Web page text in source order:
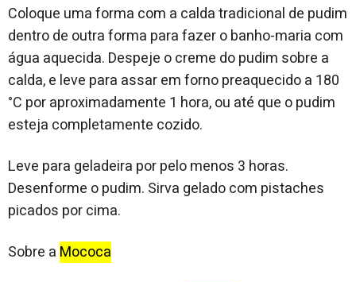
Coloque uma forma com a calda tradicional de pudim
dentro de outra forma para fazer o banho-maria com
água aquecida. Despeje o creme do pudim sobre a
calda, e leve para assar em forno preaquecido a 180
°C por aproximadamente 1 hora, ou até que o pudim
esteja completamente cozido.
Leve para geladeira por pelo menos 3 horas.
Desenforme o pudim. Sirva gelado com pistaches
picados por cima.
Sobre a Mococa